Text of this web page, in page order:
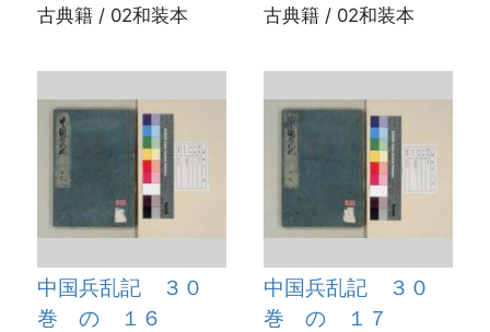
古典籍 / 02和装本
古典籍 / 02和装本
中国兵乱記 ３０
巻 の １６
中国兵乱記 ３０
巻 の １７